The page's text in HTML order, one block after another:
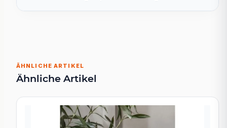
ÄHNLICHE ARTIKEL
Ähnliche Artikel